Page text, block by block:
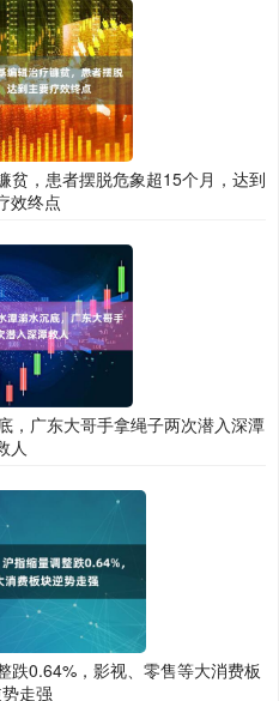
贫，患者摆脱危象超15个月，达到
效终点
，广东大哥手拿绳子两次潜入深潭
人
跌0.64%，影视、零售等大消费板
走强